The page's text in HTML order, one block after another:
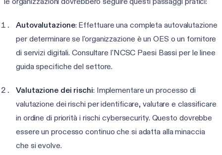
Autovalutazione: Effettuare una completa autovalutazione
per determinare se l'organizzazione è un OES o un fornitore
di servizi digitali. Consultare l'NCSC Paesi Bassi per le linee
guida specifiche del settore.
Valutazione dei rischi: Implementare un processo di
valutazione dei rischi per identificare, valutare e classificare
in ordine di priorità i rischi cybersecurity. Questo dovrebbe
essere un processo continuo che si adatta alla minaccia
che si evolve.